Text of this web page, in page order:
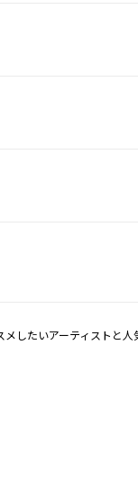
したいアーティストと人